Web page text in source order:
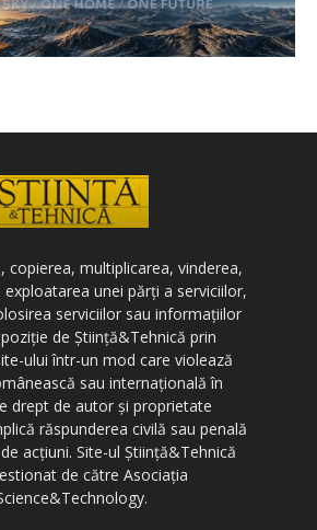
copierea, multiplicarea, vinderea,
exploatarea unei părți a serviciilor,
serviciilor sau informațiilor
de Știință&Tehnică prin
ului într-un mod care violează
sau internațională în
drept de autor și proprietate
răspunderea civilă sau penală
acțiuni. Site-ul Știință&Tehnică
de către Asociația